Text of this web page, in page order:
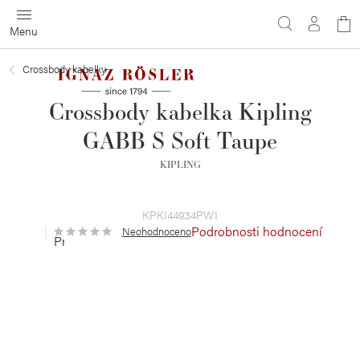
Přejít
na
obsah
Crossbody kabelky
Crossbody kabelka Kipling
GABB S Soft Taupe
KIPLING
KPKI44934PW1
Průměrné
hodnocení
NeohodnocenoPodrobnosti hodnocení